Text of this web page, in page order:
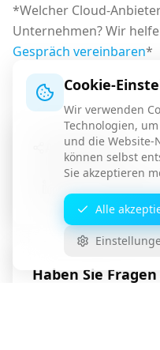
*Welcher Cloud-
Unternehmen? Wir
Gespräch vereinbaren*
Artikel teilen
Haben Sie
Cookie-
Wir verwenden
Technologien,
und die Website-
können selbst
Sie akzeptieren
Alle